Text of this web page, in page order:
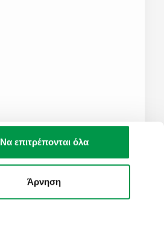
Να επιτρέπονται όλα
Άρνηση